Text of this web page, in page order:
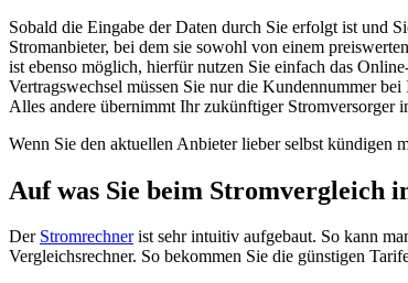
Sobald die Eingabe der Daten durch Sie erfolgt ist und
Stromanbieter, bei dem sie sowohl von einem
ist ebenso möglich, hierfür nutzen Sie einfach das
Vertragswechsel müssen Sie nur die Kundennummer
Alles andere übernimmt Ihr zukünftiger Stromversorger
Wenn Sie den aktuellen Anbieter lieber selbst kündigen
Auf was Sie beim Stromvergleich
Der Stromrechnerist sehr intuitiv aufgebaut. So kann
Vergleichsrechner. So bekommen Sie die günstigen